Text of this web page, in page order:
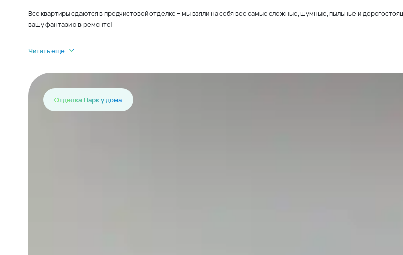
Все квартиры сдаются в предчистовой отделке – мы взяли на себя все самые сложные, шумные, пыльные и
вашу фантазию в ремонте!
Читать еще
Отделка Парк у дома